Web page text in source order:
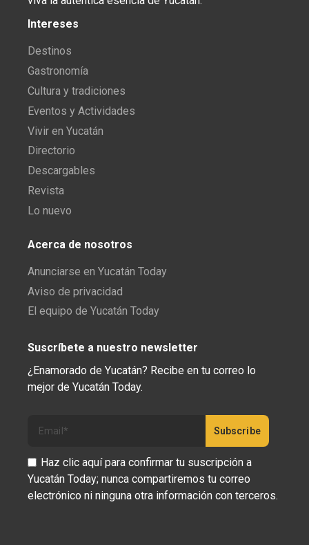
Intereses
Destinos
Gastronomía
Cultura y tradiciones
Eventos y Actividades
Vivir en Yucatán
Directorio
Descargables
Revista
Lo nuevo
Acerca de nosotros
Anunciarse en Yucatán Today
Aviso de privacidad
El equipo de Yucatán Today
Suscríbete a nuestro newsletter
¿Enamorado de Yucatán? Recibe en tu correo lo
mejor de Yucatán Today.
Haz clic aquí para confirmar tu suscripción a
Yucatán Today; nunca compartiremos tu correo
electrónico ni ninguna otra información con terceros.